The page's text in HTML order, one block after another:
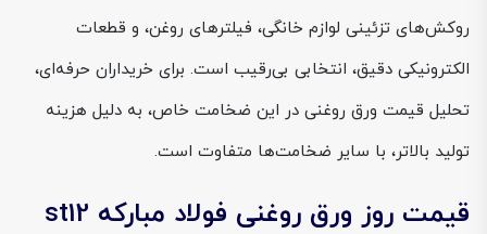
روکش‌های تزئینی لوازم خانگی، فیلترهای روغن، و قطعات
الکترونیکی دقیق، انتخابی بی‌رقیب است. برای خریداران حرفه‌ای،
تحلیل قیمت ورق روغنی در این ضخامت خاص، به دلیل هزینه
تولید بالاتر، با سایر ضخامت‌ها متفاوت است.
قیمت روز ورق روغنی فولاد مبارکه st12